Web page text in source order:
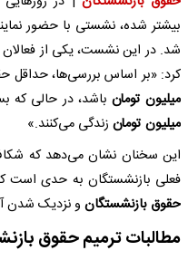
بیشتر شده، نشستی با حضور
شد. در این نشست، یکی از فعالان
کرد: «بر اساس بررسی‌ها، حداقل
میلیون تومان باشد، در حالی که
میلیون تومان زندگی می‌کنند.»
این سخنان نشان می‌دهد که
فعلی بازنشستگان به حدی است
حقوق بازنشستگان و نزدیک شدن
مطالبات ترمیم حقوق